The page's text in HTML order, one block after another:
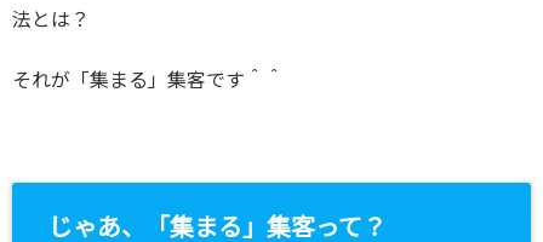
法とは？
それが「集まる」集客です＾＾
じゃあ、「集まる」集客って？